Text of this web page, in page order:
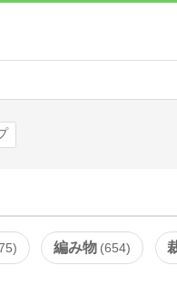
編み物 654